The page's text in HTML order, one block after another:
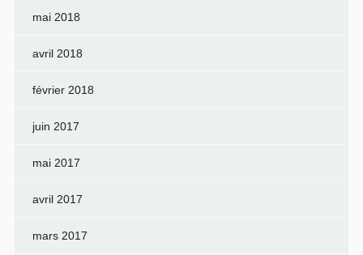
mai 2018
avril 2018
février 2018
juin 2017
mai 2017
avril 2017
mars 2017